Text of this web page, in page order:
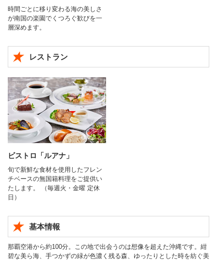
時間ごとに移り変わる海の美しさ
が南国の楽園でくつろぐ歓びを一
層深めます。
レストラン
ビストロ「ルアナ」
旬で新鮮な食材を使用したフレン
チベースの無国籍料理をご提供い
たします。 （毎週火・金曜 定休
日）
基本情報
那覇空港から約100分。この地で出会うのは想像を超えた沖縄です。紺
碧な美ら海、手つかずの緑が色濃く残る森、ゆったりとした時を紡ぐ美